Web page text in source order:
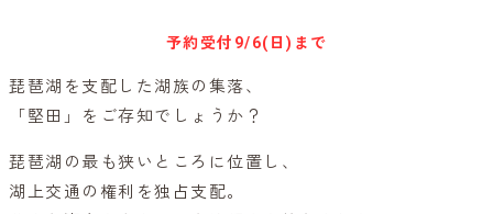
予約受付 9/6(日)まで
琵琶湖を支配した湖族の集落、
「堅田」をご存知でしょうか？
琵琶湖の最も狭いところに位置し、
湖上交通の権利を独占支配。